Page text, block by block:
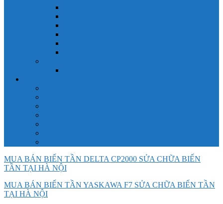
MUA BÁN BIẾN TẦN DELTA CP2000 SỬA CHỮA BIẾN
TẦN TẠI HÀ NỘI
MUA BÁN BIẾN TẦN YASKAWA F7 SỬA CHỮA BIẾN TẦN
TẠI HÀ NỘI